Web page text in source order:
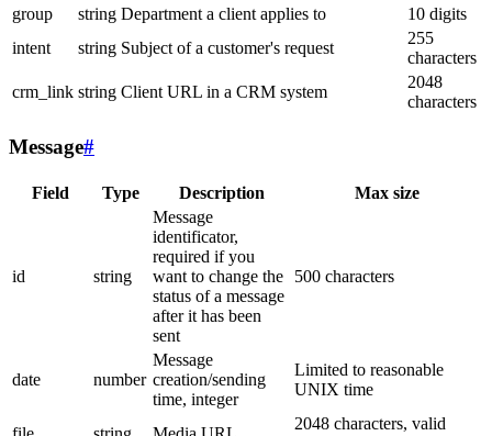
group
string Department a client applies to
10 digits
intent
string Subject of a customer's request
255
characters
crm_link string Client URL in a CRM system
2048
characters
Message#
Field Type Description Max size
id string
Message
identificator,
required if you
want to change the
status of a message
after it has been
sent
500 characters
date number
Message
creation/sending
time, integer
Limited to reasonable
UNIX time
2048 characters, valid